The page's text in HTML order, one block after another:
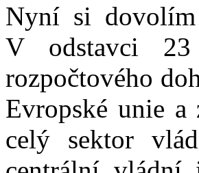
Nyní si dovolím
V odstavci 23
rozpočtového
Evropské unie
celý sektor